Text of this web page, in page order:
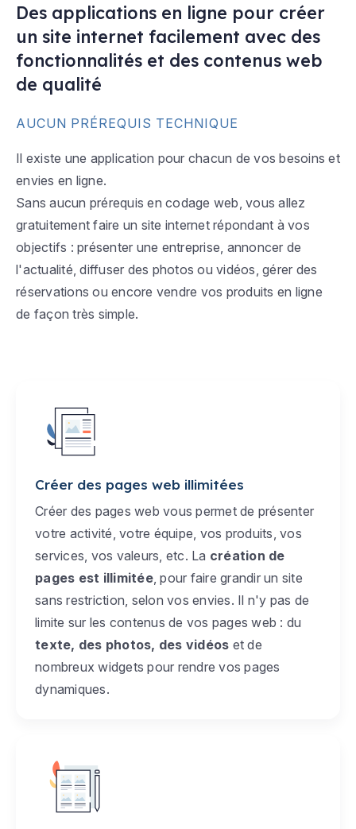
Des applications en ligne pour créer
un site internet facilement avec des
fonctionnalités et des contenus web
de qualité
AUCUN PRÉREQUIS TECHNIQUE
Il existe une application pour chacun de vos besoins et
envies en ligne.
Sans aucun prérequis en codage web, vous allez
gratuitement faire un site internet répondant à vos
objectifs : présenter une entreprise, annoncer de
l'actualité, diffuser des photos ou vidéos, gérer des
réservations ou encore vendre vos produits en ligne
de façon très simple.
Créer des pages web illimitées
Créer des pages web vous permet de présenter
votre activité, votre équipe, vos produits, vos
services, vos valeurs, etc. La création de
pages est illimitée, pour faire grandir un site
sans restriction, selon vos envies. Il n'y pas de
limite sur les contenus de vos pages web : du
texte, des photos, des vidéos et de
nombreux widgets pour rendre vos pages
dynamiques.